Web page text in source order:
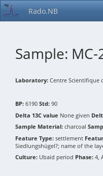
Rado.NB
Sample: MC-
Laboratory: Centre Scientifique
BP: 6190 Std: 90
Delta 13C value None given
Sample Material: charcoal
Feature Type: settlement
Siedlungshügel?; name of the
Culture: Ubaid period Phase: 4,